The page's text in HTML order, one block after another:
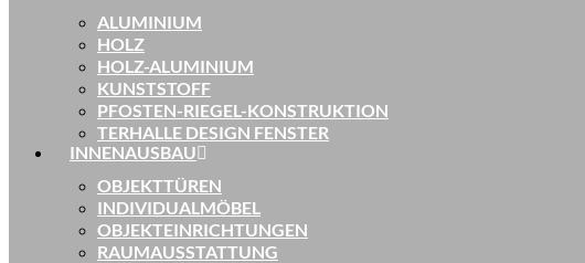
ALUMINIUM
HOLZ
HOLZ-ALUMINIUM
KUNSTSTOFF
PFOSTEN-RIEGEL-KONSTRUKTION
TERHALLE DESIGN FENSTER
INNENAUSBAU
OBJEKTTÜREN
INDIVIDUALMÖBEL
OBJEKTEINRICHTUNGEN
RAUMAUSSTATTUNG